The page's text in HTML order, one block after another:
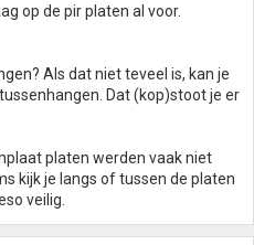
op de pir platen al voor.
Als dat niet teveel is, kan je
Dat (kop)stoot je er
platen werden vaak niet
kijk je langs of tussen de platen
veilig.